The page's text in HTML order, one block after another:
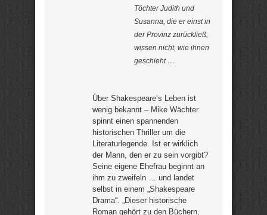
Töchter Judith und
Susanna, die er einst in
der Provinz zurückließ,
wissen nicht, wie ihnen
geschieht …
Über Shakespeare’s Leben ist
wenig bekannt – Mike Wächter
spinnt einen spannenden
historischen Thriller um die
Literaturlegende. Ist er wirklich
der Mann, den er zu sein vorgibt?
Seine eigene Ehefrau beginnt an
ihm zu zweifeln … und landet
selbst in einem „Shakespeare
Drama“. „Dieser historische
Roman gehört zu den Büchern,